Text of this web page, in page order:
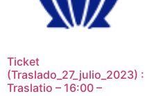
Ticket
(Traslado_27_julio_2023) :
Traslatio – 16:00 –